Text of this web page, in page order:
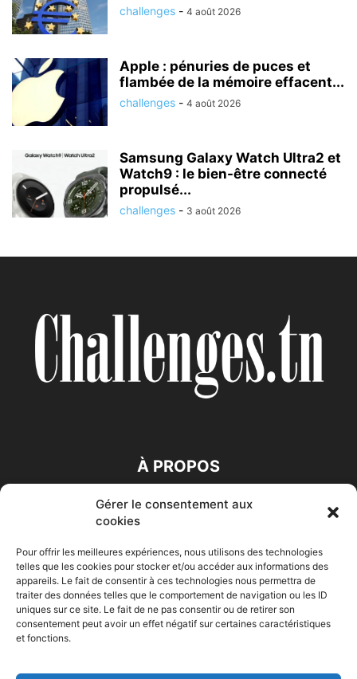
Gérer le consentement aux
cookies
Pour offrir les meilleures expériences, nous utilisons des technologies
telles que les cookies pour stocker et/ou accéder aux informations des
appareils. Le fait de consentir à ces technologies nous permettra de
traiter des données telles que le comportement de navigation ou les ID
uniques sur ce site. Le fait de ne pas consentir ou de retirer son
consentement peut avoir un effet négatif sur certaines caractéristiques
et fonctions.
challenges - 4 août 2026
Apple : pénuries de puces et
flambée de la mémoire effacent...
challenges - 4 août 2026
Samsung Galaxy Watch Ultra2 et
Watch9 : le bien-être connecté
propulsé...
challenges - 3 août 2026
À PROPOS
SUIVEZ NOUS
Accueil Economie Entreprises Entrepreneur Afrique